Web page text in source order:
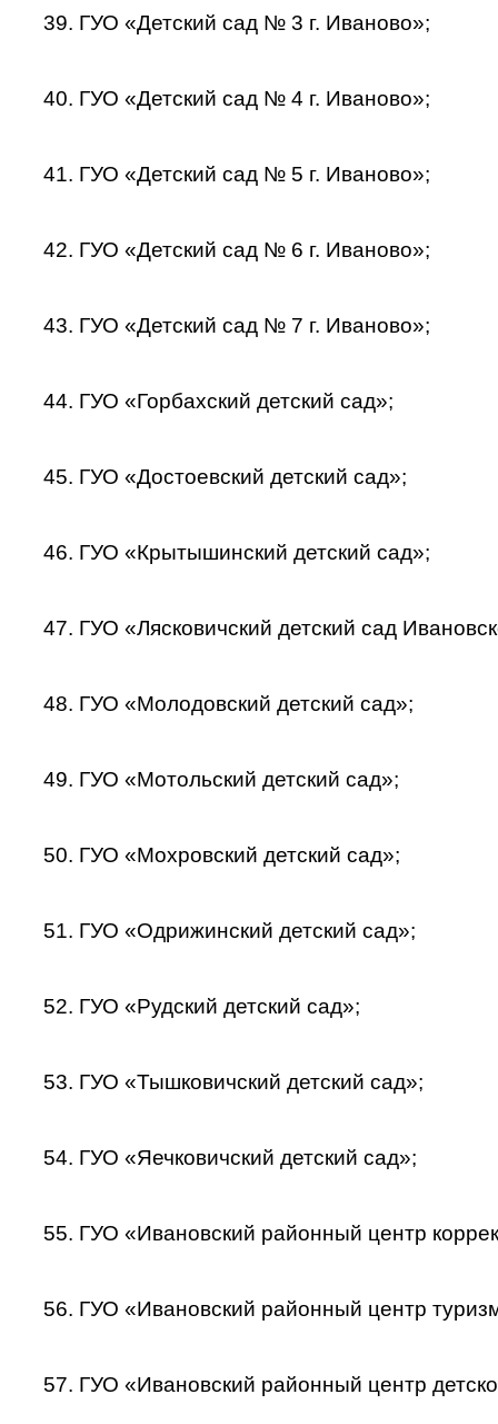
39. ГУО «Детский сад № 3 г. Иваново»;
40. ГУО «Детский сад № 4 г. Иваново»;
41. ГУО «Детский сад № 5 г. Иваново»;
42. ГУО «Детский сад № 6 г. Иваново»;
43. ГУО «Детский сад № 7 г. Иваново»;
44. ГУО «Горбахский детский сад»;
45. ГУО «Достоевский детский сад»;
46. ГУО «Крытышинский детский сад»;
47. ГУО «Лясковичский детский сад
48. ГУО «Молодовский детский сад»;
49. ГУО «Мотольский детский сад»;
50. ГУО «Мохровский детский сад»;
51. ГУО «Одрижинский детский сад»;
52. ГУО «Рудский детский сад»;
53. ГУО «Тышковичский детский сад»;
54. ГУО «Яечковичский детский сад»;
55. ГУО «Ивановский районный центр
56. ГУО «Ивановский районный центр
57. ГУО «Ивановский районный центр